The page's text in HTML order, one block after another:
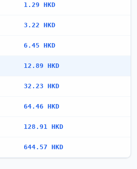
1.29 HKD
3.22 HKD
6.45 HKD
12.89 HKD
32.23 HKD
64.46 HKD
128.91 HKD
644.57 HKD